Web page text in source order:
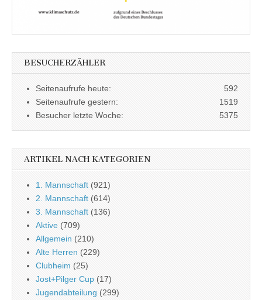
BESUCHERZÄHLER
592
Seitenaufrufe heute:
1519
Seitenaufrufe gestern:
5375
Besucher letzte Woche:
ARTIKEL NACH KATEGORIEN
1. Mannschaft (921)
2. Mannschaft (614)
3. Mannschaft (136)
Aktive (709)
Allgemein (210)
Alte Herren (229)
Clubheim (25)
Jost+Pilger Cup (17)
Jugendabteilung (299)